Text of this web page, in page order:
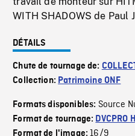
WITH SHADOWS de Paul
DÉTAILS
Chute de tournage de:
Collection: Patrimoine ONF
Formats disponibles: Source
Format de tournage: DVCPRO
Format de l'image:16/9